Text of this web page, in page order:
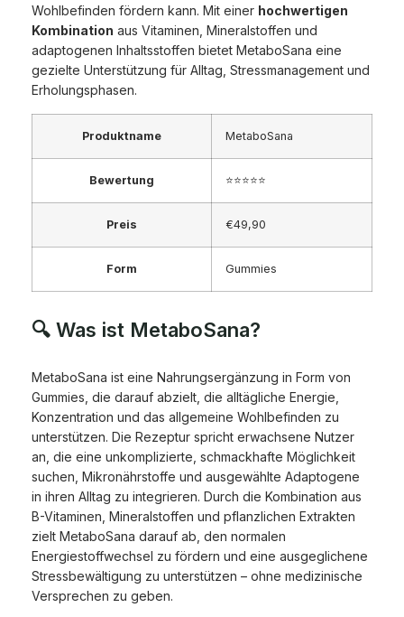
Wohlbefinden fördern kann. Mit einer hochwertigen
Kombination aus Vitaminen, Mineralstoffen und
adaptogenen Inhaltsstoffen bietet MetaboSana eine
gezielte Unterstützung für Alltag, Stressmanagement und
Erholungsphasen.
Produktname MetaboSana
Bewertung ⭐⭐⭐⭐⭐
Preis €49,90
Form Gummies
🔍 Was ist MetaboSana?
MetaboSana ist eine Nahrungsergänzung in Form von
Gummies, die darauf abzielt, die alltägliche Energie,
Konzentration und das allgemeine Wohlbefinden zu
unterstützen. Die Rezeptur spricht erwachsene Nutzer
an, die eine unkomplizierte, schmackhafte Möglichkeit
suchen, Mikronährstoffe und ausgewählte Adaptogene
in ihren Alltag zu integrieren. Durch die Kombination aus
B-Vitaminen, Mineralstoffen und pflanzlichen Extrakten
zielt MetaboSana darauf ab, den normalen
Energiestoffwechsel zu fördern und eine ausgeglichene
Stressbewältigung zu unterstützen – ohne medizinische
Versprechen zu geben.